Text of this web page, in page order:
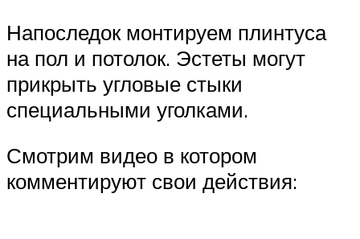
Напоследок монтируем плинтуса
на пол и потолок. Эстеты могут
прикрыть угловые стыки
специальными уголками.
Смотрим видео в котором
комментируют свои действия: